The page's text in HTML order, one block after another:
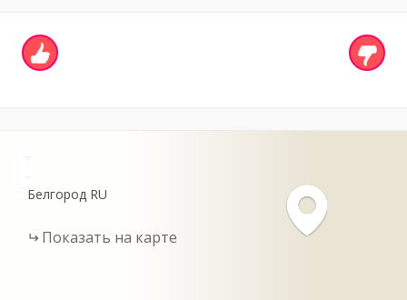
Белгород RU
Показать на карте